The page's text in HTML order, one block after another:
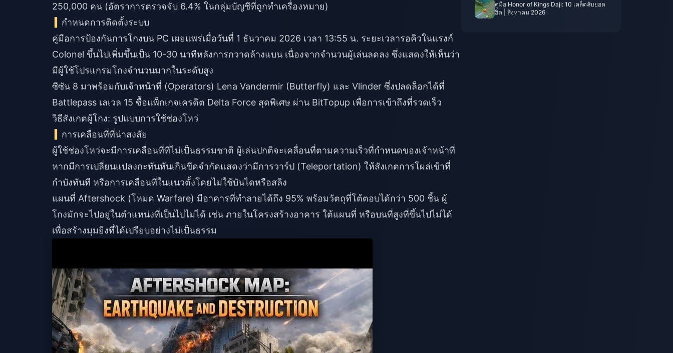
250,000 คน (อัตราการตรวจจับ 6.4% ในกลุ่มบัญชีที่ถูกทำเครื่องหมาย)
กำหนดการติดตั้งระบบ
คู่มือการป้องกันการโกงบน PC เผยแพร่เมื่อวันที่ 1 ธันวาคม 2026 เวลา 13:55 น. ระยะเวลารอคิวในแรงก์
Colonel ขึ้นไปเพิ่มขึ้นเป็น 10-30 นาทีหลังการกวาดล้างแบน เนื่องจากจำนวนผู้เล่นลดลง ซึ่งแสดงให้เห็นว่า
มีผู้ใช้โปรแกรมโกงจำนวนมากในระดับสูง
ซีซัน 8 มาพร้อมกับเจ้าหน้าที่ (Operators) Lena Vandermir (Butterfly) และ Vlinder ซึ่งปลดล็อกได้ที่
Battlepass เลเวล 15 ซื้อแพ็กเกจเครดิต Delta Force สุดพิเศษ ผ่าน BitTopup เพื่อการเข้าถึงที่รวดเร็ว
วิธีสังเกตผู้โกง: รูปแบบการใช้ช่องโหว่
การเคลื่อนที่ที่น่าสงสัย
ผู้ใช้ช่องโหว่จะมีการเคลื่อนที่ที่ไม่เป็นธรรมชาติ ผู้เล่นปกติจะเคลื่อนที่ตามความเร็วที่กำหนดของเจ้าหน้าที่
หากมีการเปลี่ยนแปลงกะทันหันเกินขีดจำกัดแสดงว่ามีการวาร์ป (Teleportation) ให้สังเกตการโผล่เข้าที่
กำบังทันที หรือการเคลื่อนที่ในแนวตั้งโดยไม่ใช้บันไดหรือสลิง
แผนที่ Aftershock (โหมด Warfare) มีอาคารที่ทำลายได้ถึง 95% พร้อมวัตถุที่โต้ตอบได้กว่า 500 ชิ้น ผู้
โกงมักจะไปอยู่ในตำแหน่งที่เป็นไปไม่ได้ เช่น ภายในโครงสร้างอาคาร ใต้แผนที่ หรือบนที่สูงที่ขึ้นไปไม่ได้
เพื่อสร้างมุมยิงที่ได้เปรียบอย่างไม่เป็นธรรม
คู่มือ Honor of Kings Daji: 10 เคล็ดลับยอด
ฮิต | สิงหาคม 2026